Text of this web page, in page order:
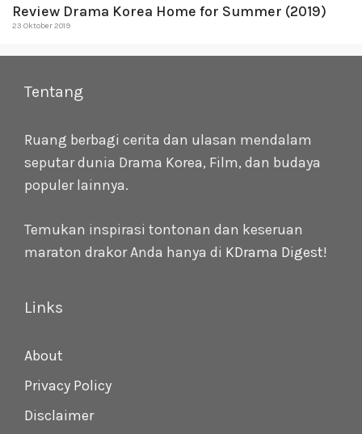
Review Drama Korea Home for Summer (2019)
23 Oktober 2019
Tentang
Ruang berbagi cerita dan ulasan mendalam
seputar dunia Drama Korea, Film, dan budaya
populer lainnya.
Temukan inspirasi tontonan dan keseruan
maraton drakor Anda hanya di KDrama Digest!
Links
About
Privacy Policy
Disclaimer